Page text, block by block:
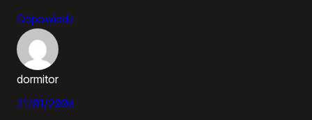
Odpowiedz
dormitor
21/01/2006